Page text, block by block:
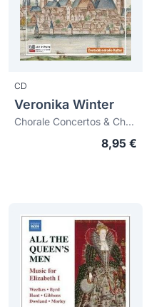
CD
Veronika Winter
Chorale Concertos & Chorale Variations
8,95 €